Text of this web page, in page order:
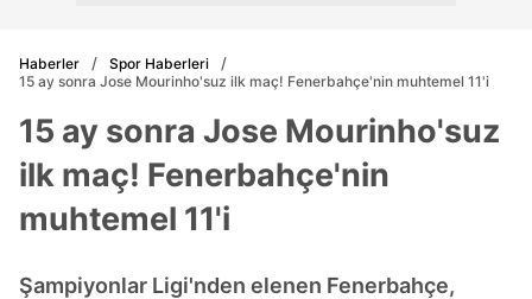
Haberler
Spor Haberleri
15 ay sonra Jose Mourinho'suz ilk maç! Fenerbahçe'nin muhtemel 11'i
15 ay sonra Jose Mourinho'suz
ilk maç! Fenerbahçe'nin
muhtemel 11'i
Şampiyonlar Ligi'nden elenen Fenerbahçe,